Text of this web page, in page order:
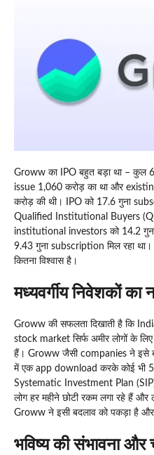
Groww का IPO बहुत बड़ा था – कुल
issue 1,060 करोड़ का था और
करोड़ की थी। IPO को 17.6 गुना
Qualified Institutional Buyers
institutional investors को 14.2
9.43 गुना subscription मिल रहा
कितना विश्वास है।
मध्यवर्गीय निवेशकों का
Groww की सफलता दिखाती है कि
stock market सिर्फ अमीर लोगों के
हैं। Groww जैसी companies ने इसे
में एक app download करके कोई
Systematic Investment Plan
लोग हर महीने छोटी रकम लगा रहे हैं
Groww ने इसी बदलाव को पकड़ा है
भविष्य की संभावना और